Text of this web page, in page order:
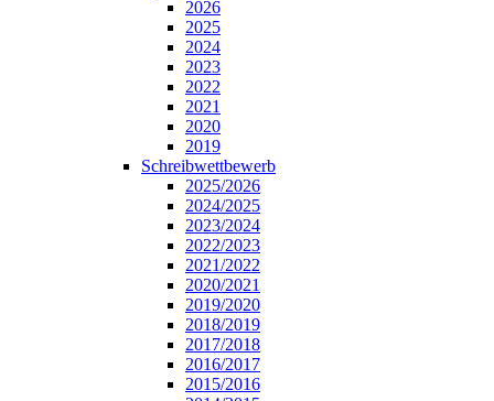
2026
2025
2024
2023
2022
2021
2020
2019
Schreibwettbewerb
2025/2026
2024/2025
2023/2024
2022/2023
2021/2022
2020/2021
2019/2020
2018/2019
2017/2018
2016/2017
2015/2016